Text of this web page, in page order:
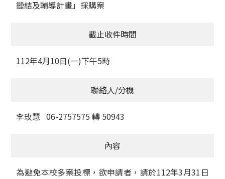
活動花絮
鏈結及輔導計畫」採購案
截止收件時間
112年4月10日(一)下午5時
聯絡人/分機
李玫慧 06-2757575 轉 50943
內容
為避免本校多案投標，欲申請者，請於112年3月31日